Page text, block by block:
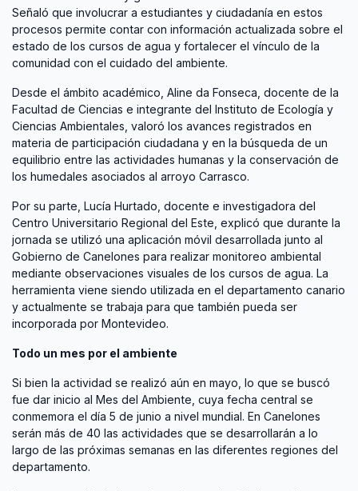
Señaló que involucrar a estudiantes y ciudadanía en estos
procesos permite contar con información actualizada sobre el
estado de los cursos de agua y fortalecer el vínculo de la
comunidad con el cuidado del ambiente.
Desde el ámbito académico, Aline da Fonseca, docente de la
Facultad de Ciencias e integrante del Instituto de Ecología y
Ciencias Ambientales, valoró los avances registrados en
materia de participación ciudadana y en la búsqueda de un
equilibrio entre las actividades humanas y la conservación de
los humedales asociados al arroyo Carrasco.
Por su parte, Lucía Hurtado, docente e investigadora del
Centro Universitario Regional del Este, explicó que durante la
jornada se utilizó una aplicación móvil desarrollada junto al
Gobierno de Canelones para realizar monitoreo ambiental
mediante observaciones visuales de los cursos de agua. La
herramienta viene siendo utilizada en el departamento canario
y actualmente se trabaja para que también pueda ser
incorporada por Montevideo.
Todo un mes por el ambiente
Si bien la actividad se realizó aún en mayo, lo que se buscó
fue dar inicio al Mes del Ambiente, cuya fecha central se
conmemora el día 5 de junio a nivel mundial. En Canelones
serán más de 40 las actividades que se desarrollarán a lo
largo de las próximas semanas en las diferentes regiones del
departamento.